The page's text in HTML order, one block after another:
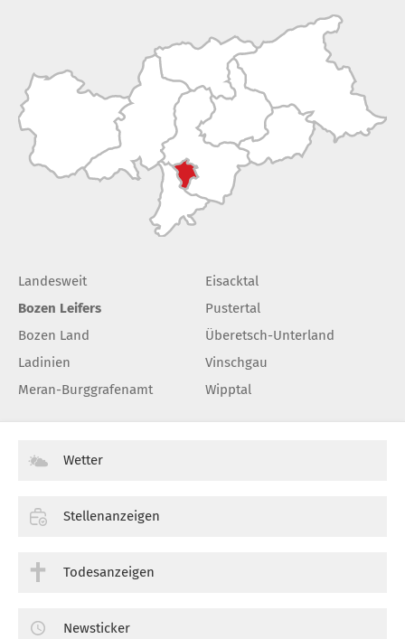
Landesweit
Bozen Leifers
Bozen Land
Ladinien
Meran-Burggrafenamt
Eisacktal
Pustertal
Überetsch-Unterland
Vinschgau
Wipptal
Wetter
Stellenanzeigen
Todesanzeigen
Newsticker